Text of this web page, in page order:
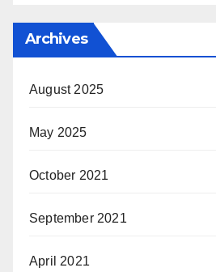
Archives
August 2025
May 2025
October 2021
September 2021
April 2021